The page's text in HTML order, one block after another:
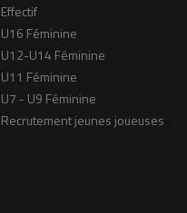
Effectif
U16 Féminine
U12-U14 Féminine
U11 Féminine
U7 - U9 Féminine
Recrutement jeunes joueuses